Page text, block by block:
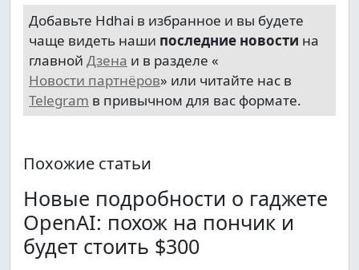
Добавьте Hdhai в избранное и вы будете
чаще видеть наши последние новости на
главной Дзена и в разделе «
Новости партнёров» или читайте нас в
Telegram в привычном для вас формате.
Похожие статьи
Новые подробности о гаджете
OpenAI: похож на пончик и
будет стоить $300